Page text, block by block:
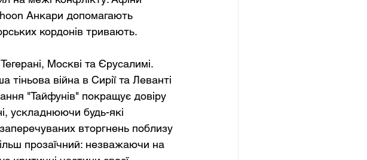
Анкари допомагають
кордонів тривають.
Москві та Єрусалимі.
тіньова війна в Сирії та Леванті
"Тайфунів" покращує довіру
ускладнюючи будь-які
вторгнень поблизу
прозаїчний: незважаючи на